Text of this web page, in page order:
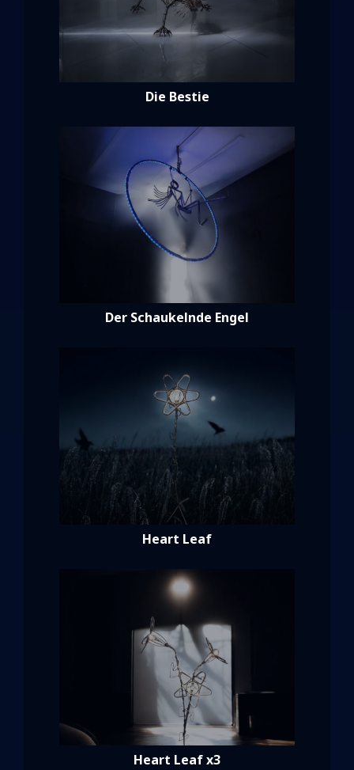
Die Bestie
Der Schaukelnde Engel
Heart Leaf
Heart Leaf x3